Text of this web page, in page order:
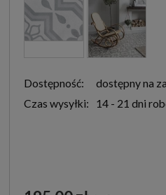
Dostępność:
dostępny na
Czas wysyłki:
14 - 21 dni